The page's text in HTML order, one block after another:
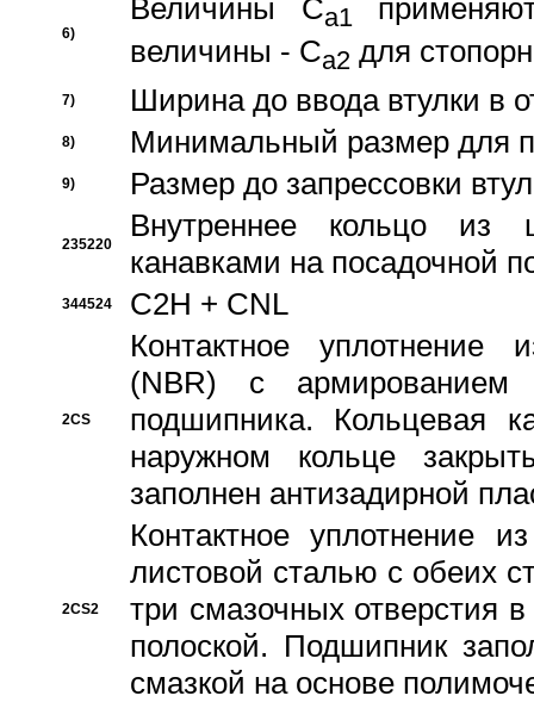
6)
Величины Ca1
величины - Ca2 для
7) Ширина до ввода втулки в
8) Минимальный размер для
9) Размер до запрессовки
235220
Внутреннее кольцо из
канавками на посадочной
344524 C2H + CNL
2CS
Контактное уплотнение
(NBR) с
подшипника. Кольцевая
наружном кольце
заполнен антизадирной
2CS2
Контактное уплотнение
листовой сталью с обеих
три смазочных отверстия
полоской. Подшипник
смазкой на основе